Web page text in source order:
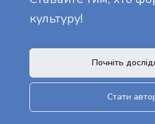
культуру!
Почніть
Стати